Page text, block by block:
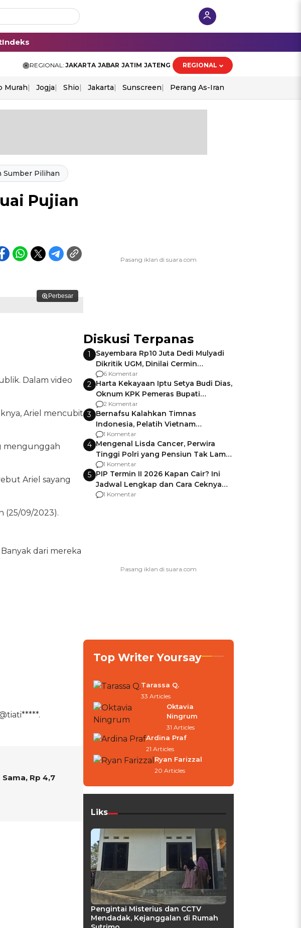
Indeks
REGIONAL: JAKARTA JABAR JATIM JATENG REGIONAL
Murah Jogja Shio Jakarta Sunscreen Perang As-Iran
Sumber Pilihan
Pujian
Perbesar
Dalam video
Ariel mencubit
mengunggah
Ariel sayang
(25/09/2023).
dari mereka
Rp 4,7
Diskusi Terpanas
1
Sayembara Rp10 Juta Dedi Mulyadi
Dikritik UGM, Dinilai Cermin
Gagalnya Negara Jamin Keamanan
6 Komentar
2 Harta Kekayaan Iptu Setya Budi Dias,
Oknum KPK Pemeras Bupati
Pemalang
2 Komentar
3 Bernafsu Kalahkan Timnas
Indonesia, Pelatih Vietnam
Berencana Pakai Jimat di Pakansari
1 Komentar
4 Mengenal Lisda Cancer, Perwira
Tinggi Polri yang Pensiun Tak Lama
Usai Jadi Brigjen
1 Komentar
5 PIP Termin II 2026 Kapan Cair? Ini
Jadwal Lengkap dan Cara Ceknya
agar Dana Tidak Hangus!
1 Komentar
Top Writer Yoursay
Tarassa Q.
33 Articles
Oktavia
Ningrum
31 Articles
Ardina Praf
21 Articles
Ryan Farizzal
20 Articles
Liks
Pengintai Misterius dan CCTV
Mendadak, Kejanggalan di Rumah